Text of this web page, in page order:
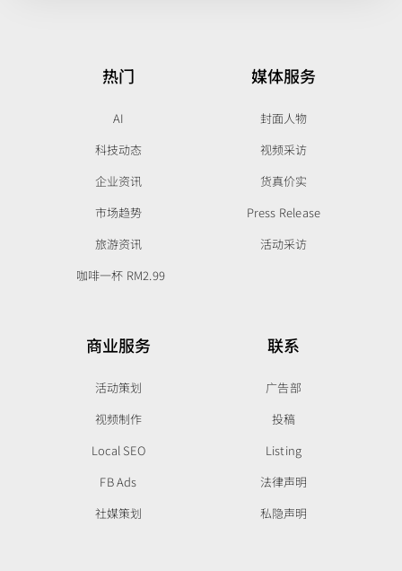
热门
AI
科技动态
企业资讯
市场趋势
旅游资讯
咖啡一杯 RM2.99
媒体服务
封面人物
视频采访
货真价实
Press Release
活动采访
商业服务
活动策划
视频制作
Local SEO
FB Ads
社媒策划
联系
广告部
投稿
Listing
法律声明
私隐声明